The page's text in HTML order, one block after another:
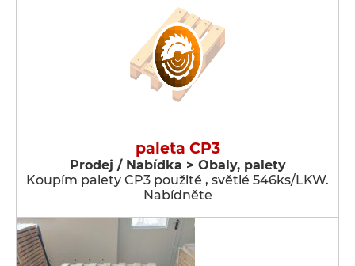
paleta CP3
Prodej / Nabídka > Obaly, palety
Koupím palety CP3 použité , světlé 546ks/LKW.
Nabídněte